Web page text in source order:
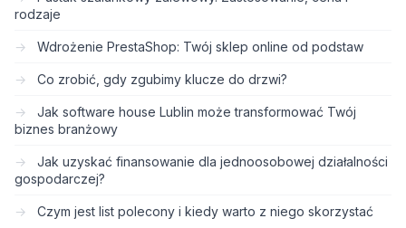
rodzaje
Wdrożenie PrestaShop: Twój sklep online od podstaw
Co zrobić, gdy zgubimy klucze do drzwi?
Jak software house Lublin może transformować Twój
biznes branżowy
Jak uzyskać finansowanie dla jednoosobowej działalności
gospodarczej?
Czym jest list polecony i kiedy warto z niego skorzystać